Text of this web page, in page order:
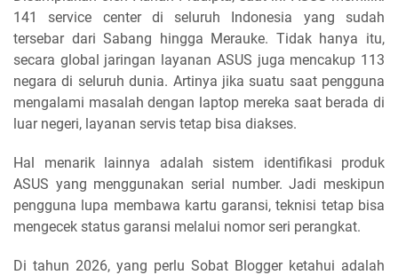
141 service center di seluruh Indonesia yang sudah
tersebar dari Sabang hingga Merauke. Tidak hanya itu,
secara global jaringan layanan ASUS juga mencakup 113
negara di seluruh dunia. Artinya jika suatu saat pengguna
mengalami masalah dengan laptop mereka saat berada di
luar negeri, layanan servis tetap bisa diakses.
Hal menarik lainnya adalah sistem identifikasi produk
ASUS yang menggunakan serial number. Jadi meskipun
pengguna lupa membawa kartu garansi, teknisi tetap bisa
mengecek status garansi melalui nomor seri perangkat.
Di tahun 2026, yang perlu Sobat Blogger ketahui adalah